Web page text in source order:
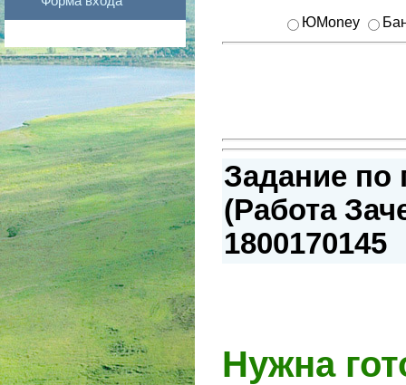
ЮMoney
Задание по
(Работа
1800170145
Нужна